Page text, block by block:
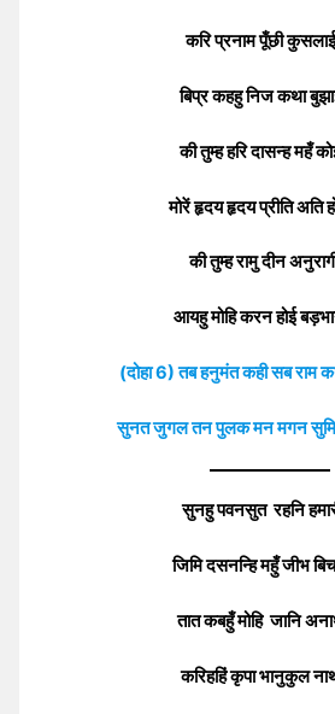
करि प्रनाम पूँछी
बिप्र कहहु निज कथा
की तुम्ह हरि दासन्ह महँ
मोरें हृदय हृदय प्रीति अति
की तुम्ह रामु दीन
आयहु मोहि करन होई
(दोहा 6) तब हनुमंत कही सब राम
सुनत जुगल तन पुलक मन मगन
सुनहु पवनसुत रहनि
जिमि दसनन्हि महुँ जीभ
तात कबहुँ मोहि जानि
करिहहिं कृपा भानुकुल